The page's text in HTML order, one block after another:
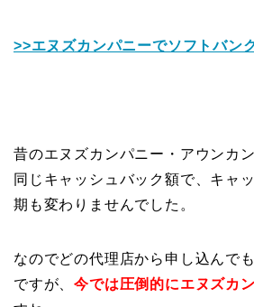
>>エヌズカンパニーでソフトバン
昔のエヌズカンパニー・アウンカ
同じキャッシュバック額で、キャ
期も変わりませんでした。
なのでどの代理店から申し込んで
ですが、今では圧倒的にエヌズカ